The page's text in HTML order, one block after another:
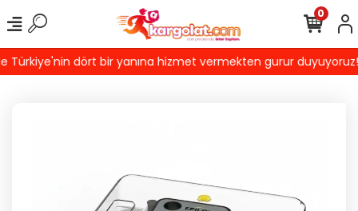
dört bir yanına hizmet vermekten gurur duyuyoruz!
0